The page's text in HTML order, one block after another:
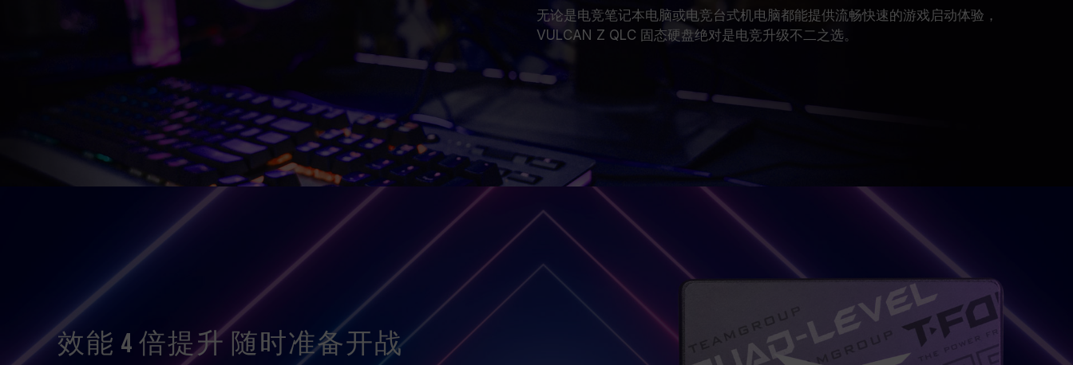
无论是电竞笔记本电脑或电竞台式机电脑都能提供流畅快速的游戏启动体验，
VULCAN Z QLC 固态硬盘绝对是电竞升级不二之选。
效能 4 倍提升 随时准备开战